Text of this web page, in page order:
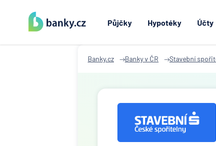
Půjčky Hypotéky Účty
Banky.cz Banky v ČR Stavební